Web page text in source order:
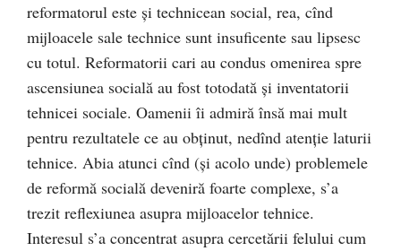
reformatorul este şi technicean social, rea, cînd
mijloacele sale technice sunt insuficente sau lipsesc
cu totul. Reformatorii cari au condus omenirea spre
ascensiunea socială au fost totodată şi inventatorii
tehnicei sociale. Oamenii îi admiră însă mai mult
pentru rezultatele ce au obţinut, nedînd atenție laturii
tehnice. Abia atunci cînd (şi acolo unde) problemele
de reformă socială deveniră foarte complexe, s’a
trezit reflexiunea asupra mijloacelor tehnice.
Interesul s’a concentrat asupra cercetării felului cum